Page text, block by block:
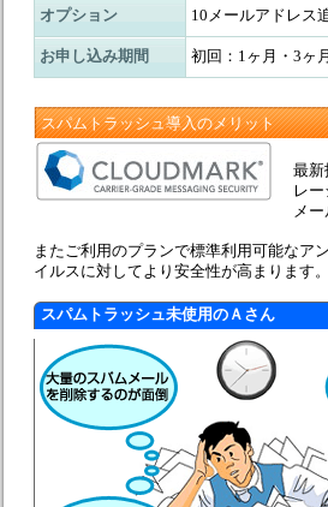
オプション 10メールアドレス
お申し込み期間 初回：1ヶ月・3ヶ
スパムトラッシュ導入のメリット
最新
レ
メ
またご利用のプランで標準利用可能なア
イルスに対してより安全性が高まります。
スパムトラッシュ未使用のＡさん